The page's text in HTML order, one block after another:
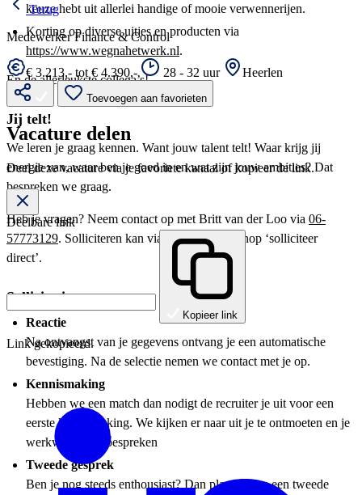
keuze hebt uit allerlei handige of mooie verwennerijen.
Korting op diverse uitjes en producten via
https://www.wegnahetwerk.nl.
En de allerleukste collega’s!
Jij telt!
We leren je graag kennen. Want jouw talent telt! Waar krijg jij
energie van, waar ben je goed in en wat zijn jouw ambities? Dat
bespreken we graag.
Heb je vragen? Neem contact op met Britt van der Loo via 06-
57773129. Solliciteren kan via onderstaande knop ‘solliciteer
direct’.
Sollicitatieproces
Reactie
Na ontvangst van je gegevens ontvang je een automatische
bevestiging. Na de selectie nemen we contact met je op.
Kennismaking
Hebben we een match dan nodigt de recruiter je uit voor een
eerste kennismaking. We kijken er naar uit je te ontmoeten en je
werkwensen te bespreken
Tweede gesprek
Ben je nog steeds enthousiast? Dan plannen we een tweede
Terug
Medewerker Finance & Control
€ 3.213,- tot € 4.390,- 28 - 32 uur Heerlen
Toevoegen aan favorieten
Vacature delen
Deel deze vacature via je favoriete kanaal of kopieer de link.
Deelbare link
Kopieer link
Link gekopieerd.